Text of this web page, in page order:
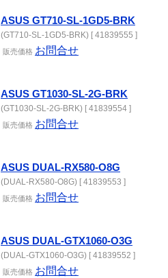
ASUS GT710-SL-1GD5-BRK
(GT710-SL-1GD5-BRK) [ 41839555 ]
販売価格 お問合せ
ASUS GT1030-SL-2G-BRK
(GT1030-SL-2G-BRK) [ 41839554 ]
販売価格 お問合せ
ASUS DUAL-RX580-O8G
(DUAL-RX580-O8G) [ 41839553 ]
販売価格 お問合せ
ASUS DUAL-GTX1060-O3G
(DUAL-GTX1060-O3G) [ 41839552 ]
販売価格 お問合せ